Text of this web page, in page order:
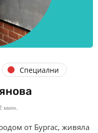
Специални
мин.
от Бургас, живяла